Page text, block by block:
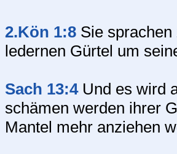
2.Kön 1:8 Sie
ledernen Gürtel um
Sach 13:4Und es wird
schämen werden ihrer
Mantel mehr anziehen